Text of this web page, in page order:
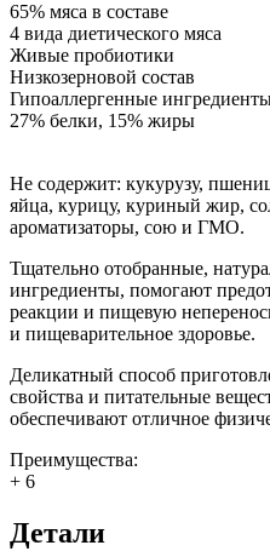
65% мяса в составе
4 вида диетического мяса
Живые пробиотики
Низкозерновой состав
Гипоаллергенные
27% белки, 15% жиры
Не содержит: кукурузу,
яйца, курицу, куриный жир,
ароматизаторы, сою и ГМО.
Тщательно отобранные,
ингредиенты, помогают
реакции и пищевую
и пищеварительное здоровье.
Деликатный способ
свойства и питательные
обеспечивают отличное
Преимущества:
+ 6
Детали